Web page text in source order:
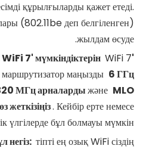
құрылғыларды қажет етеді.
(802.11be деп белгіленген)
жылдам өсуде.
'True іздеңіз :
WiFi 7' мүмкіндіктерін WiFi 7
маршрутизатор маңызды 6 ГГц
МГц арналардыжәне MLO
. Кейбір ерте немесе
үлгілерде бұл болмауы мүмкін.
негіз: тіпті ең озық WiFi сіздің